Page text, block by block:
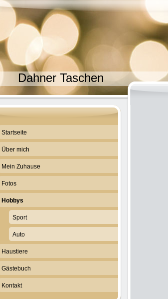
Dahner Taschen
Startseite
Über mich
Mein Zuhause
Fotos
Hobbys
Sport
Auto
Haustiere
Gästebuch
Kontakt